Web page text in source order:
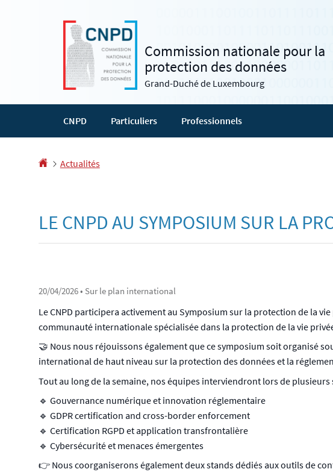
Commission nationale pour la
protection des données
Grand-Duché de Luxembourg
CNPD Particuliers Professionnels
Accueil
Actualités
LE CNPD AU SYMPOSIUM SUR LA
20/04/2026• Sur le plan international
Le CNPD participera activement au Symposium sur la protection de la
communauté internationale spécialisée dans la protection de la vie
🤝 Nous nous réjouissons également que ce symposium soit organisé
international de haut niveau sur la protection des données et la
Tout au long de la semaine, nos équipes interviendront lors de
🔹 Gouvernance numérique et innovation réglementaire
🔹 GDPR certification and cross-border enforcement
🔹 Certification RGPD et application transfrontalière
🔹 Cybersécurité et menaces émergentes
👉 Nous coorganiserons également deux stands dédiés aux outils de